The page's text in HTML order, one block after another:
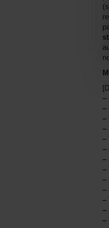
–
–
–
–
–
–
–
–
–
–
–
–
–